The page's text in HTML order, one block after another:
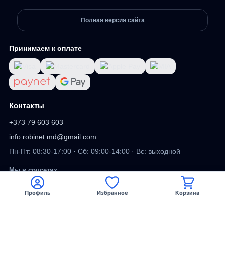
Полная версия сайта
Принимаем к оплате
Контакты
+373 79 603 603
info.robinet.md@gmail.com
Пн-Пт: 08:30-17:00 · Сб: 09:00-14:00 · Вс: выходной
Мы в соцсетях
Facebook
Профиль Избранное Корзина